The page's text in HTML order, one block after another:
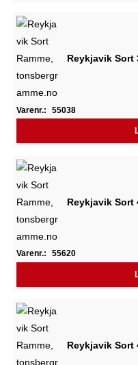
Reykjavik Sort
Varenr.: 55038
Reykjavik Sort
Varenr.: 55620
Reykjavik Sort